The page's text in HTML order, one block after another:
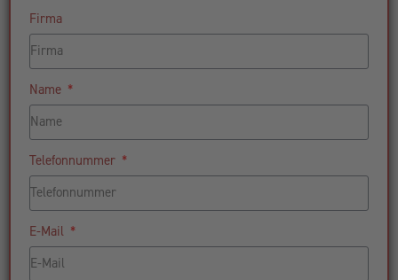
Firma
Name
Telefonnummer
E-Mail